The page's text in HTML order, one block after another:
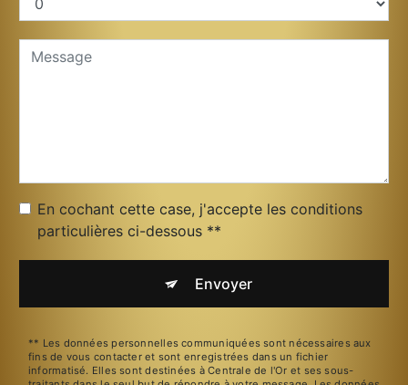
En cochant cette case, j'accepte les conditions
particulières ci-dessous **
Envoyer
** Les données personnelles communiquées sont nécessaires aux
fins de vous contacter et sont enregistrées dans un fichier
informatisé. Elles sont destinées à Centrale de l'Or et ses sous-